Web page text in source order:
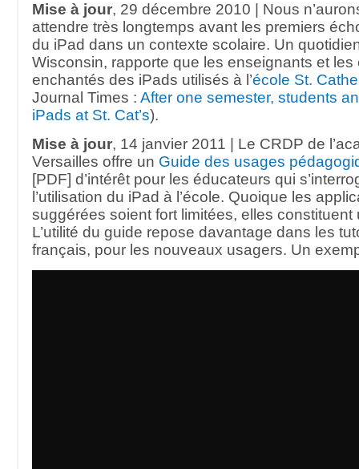
Mise à jour, 29 décembre 2010 | Nous
attendre très longtemps avant les premiers
du iPad dans un contexte scolaire. Un
Wisconsin, rapporte que les enseignants et les
enchantés des iPads utilisés à l’école St.
Journal Times : After one semester, students
iPads at St. Cat’s).
Mise à jour, 14 janvier 2011 | Le CRDP de
Versailles offre un Guide des usages
[PDF] d’intérêt pour les éducateurs qui
l’utilisation du iPad à l’école. Quoique les
suggérées soient fort limitées, elles constituent
L’utilité du guide repose davantage dans les
français, pour les nouveaux usagers. Un